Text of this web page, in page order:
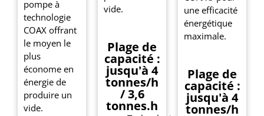
pompe à
technologie
COAX offrant
le moyen le
plus
économe en
énergie de
produire un
vide.
vide.
Plage de
capacité :
jusqu'à 4
tonnes/h
/ 3,6
tonnes.h
une efficacité
énergétique
maximale.
Plage de
capacité :
jusqu'à 4
tonnes/h